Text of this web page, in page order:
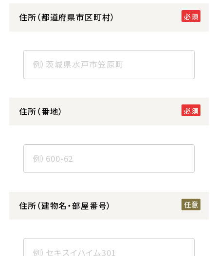
住所（都道府県市区町村）
住所（番地）
住所（建物名・部屋番号）